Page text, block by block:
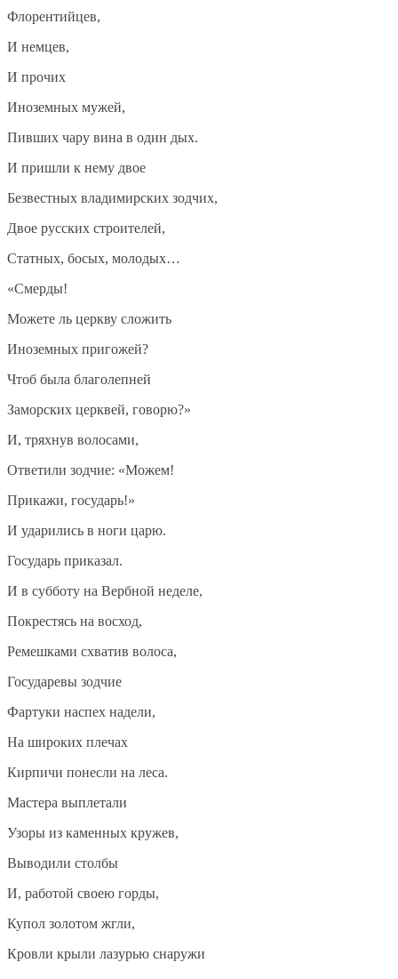
Флорентийцев,
И немцев,
И прочих
Иноземных мужей,
Пивших чару вина в один дых.
И пришли к нему двое
Безвестных владимирских зодчих,
Двое русских строителей,
Статных, босых, молодых…
«Смерды!
Можете ль церкву сложить
Иноземных пригожей?
Чтоб была благолепней
Заморских церквей, говорю?»
И, тряхнув волосами,
Ответили зодчие: «Можем!
Прикажи, государь!»
И ударились в ноги царю.
Государь приказал.
И в субботу на Вербной неделе,
Покрестясь на восход,
Ремешками схватив волоса,
Государевы зодчие
Фартуки наспех надели,
На широких плечах
Кирпичи понесли на леса.
Мастера выплетали
Узоры из каменных кружев,
Выводили столбы
И, работой своею горды,
Купол золотом жгли,
Кровли крыли лазурью снаружи